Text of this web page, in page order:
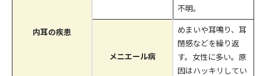
内耳の疾患
不明。
メニエール病
めまいや耳鳴り、耳
閉感などを繰り返
す。女性に多い。原
因はハッキリしてい